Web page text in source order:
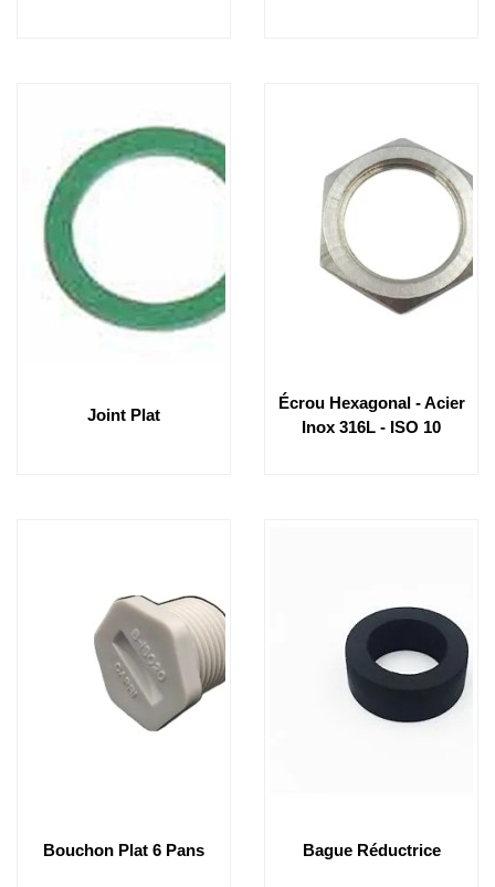
Joint Plat
Écrou Hexagonal - Acier
Inox 316L - ISO 10
Bouchon Plat 6 Pans Bague Réductrice